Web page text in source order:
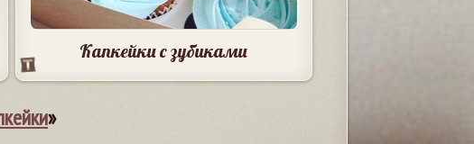
Капкейки с зубиками
»